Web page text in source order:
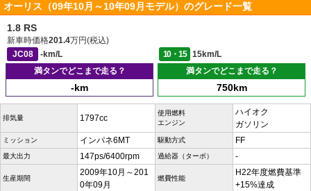
オーリス（09年10月～10年09月モデル）のグレード一覧
1.8 RS
新車時価格201.4万円(税込)
JC08
-km/L 10・15
15km/L
満タンでどこまで走る？
-km
満タンでどこまで走る？
750km
排気量 1797cc
使用燃料
エンジン
ハイオク
ガソリン
ミッション インパネ6MT 駆動方式 FF
最大出力 147ps/6400rpm 過給器（ターボ） -
生産期間
2009年10月～201
0年09月
燃費性能
H22年度燃費基準
+15%達成